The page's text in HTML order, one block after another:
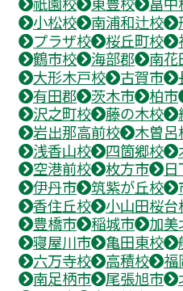
小松校
南浦和辻校
プラザ校
桜丘町校
鶴市校
海部郡 南花
大形木戸校
古賀市
有田郡
茨木市 柏市
沢之町校
藤の木校
岩出那高前校
木曽呂
浅香山校
四箇郷校
空港前校
枚方市 日
伊丹市
筑紫が丘校
香住丘校
小山田桜台
豊橋市
稲城市 加美
寝屋川市
亀田東校
六万寺校
高積校 福
南足柄市
尾張旭市